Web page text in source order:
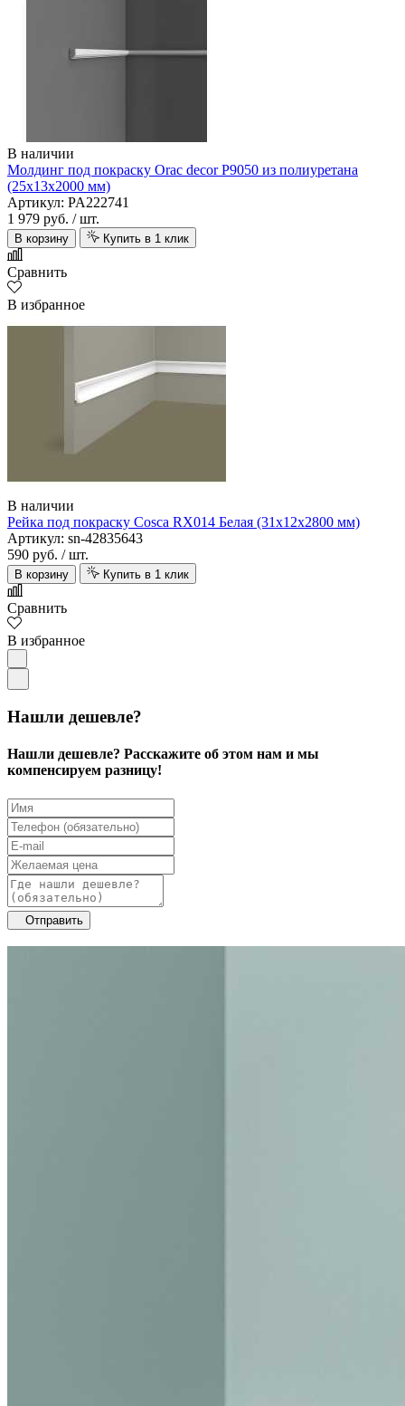
В наличии
Молдинг под покраску Orac decor P9050 из полиуретана
(25х13х2000 мм)
Артикул: PA222741
1 979 руб. / шт.
В корзину Купить в 1 клик
Сравнить
В избранное
В наличии
Рейка под покраску Cosca RX014 Белая (31х12х2800 мм)
Артикул: sn-42835643
590 руб. / шт.
В корзину Купить в 1 клик
Сравнить
В избранное
Нашли дешевле?
Нашли дешевле? Расскажите об этом нам и мы
компенсируем разницу!
Отправить